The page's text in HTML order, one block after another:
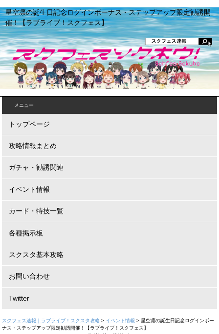
星空凛の誕生日記念ログインボーナス・ステップアップ限定勧誘開
催！【ラブライブ！スクフェス】
メニュー
トップページ
攻略情報まとめ
ガチャ・勧誘関連
イベント情報
カード・特技一覧
各種掲示板
スクスタ基本攻略
お問い合わせ
Twitter
スクフェス速報｜ラブライブ！スクスタ攻略 > イベント情報 >星空凛の誕生日記念ログインボー
ナス・ステップアップ限定勧誘開催！【ラブライブ！スクフェス】